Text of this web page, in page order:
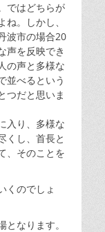
ではどちらが
。しかし、
波市の場合20
声を反映でき
の声と多様な
並べるという
つだと思いま
入り、多様な
くし、首長と
、そのことを
くのでしょ
なります。